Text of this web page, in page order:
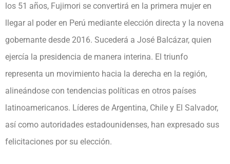
los 51 años, Fujimori se convertirá en la primera mujer en
llegar al poder en Perú mediante elección directa y la novena
gobernante desde 2016. Sucederá a José Balcázar, quien
ejercía la presidencia de manera interina. El triunfo
representa un movimiento hacia la derecha en la región,
alineándose con tendencias políticas en otros países
latinoamericanos. Líderes de Argentina, Chile y El Salvador,
así como autoridades estadounidenses, han expresado sus
felicitaciones por su elección.